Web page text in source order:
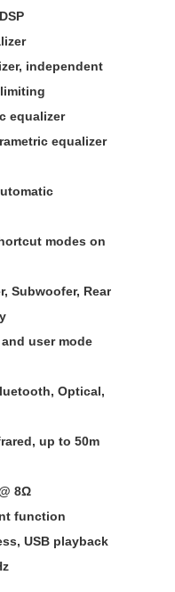
independent
equalizer
equalizer
modes on
Subwoofer, Rear
user mode
Optical,
up to 50m
8Ω
function
USB playback